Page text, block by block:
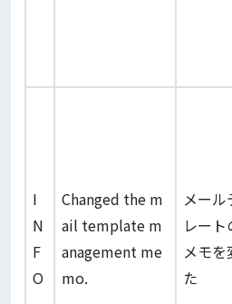
I
N
F
O
Changed the m
ail template m
anagement me
mo.
メール
レー
メモを
た